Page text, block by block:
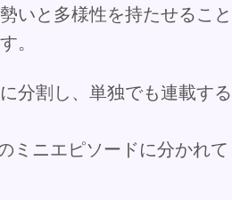
いと多様性を持たせること
。
分割し、単独でも連載する
ミニエピソードに分かれて